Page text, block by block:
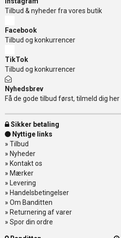
Tilbud & nyheder fra vores butik
Facebook
Tilbud og konkurrencer
TikTok
Tilbud og konkurrencer
Nyhedsbrev
Få de gode tilbud først, tilmeld dig her
Sikker betaling
Nyttige links
» Tilbud
» Nyheder
» Kontakt os
» Mærker
» Levering
» Handelsbetingelser
» Om Banditten
» Returnering af varer
» Spor din ordre